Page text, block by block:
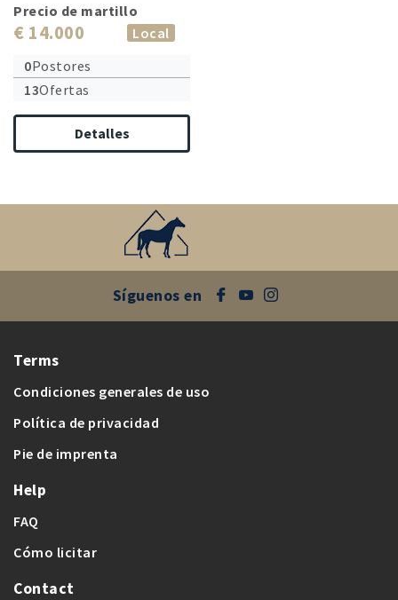
Precio de martillo
€ 14.000
Local
0Postores
13Ofertas
Detalles
Síguenos en
Terms
Condiciones generales de uso
Política de privacidad
Pie de imprenta
Help
FAQ
Cómo licitar
Contact